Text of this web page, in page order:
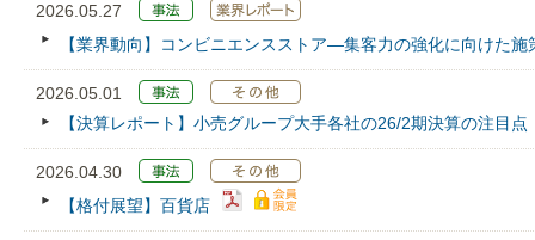
2026.05.27
【業界動向】コンビニエンスストア―集客力の強化に向けた
2026.05.01
【決算レポート】小売グループ大手各社の26/2期決算の注目点
2026.04.30
【格付展望】百貨店